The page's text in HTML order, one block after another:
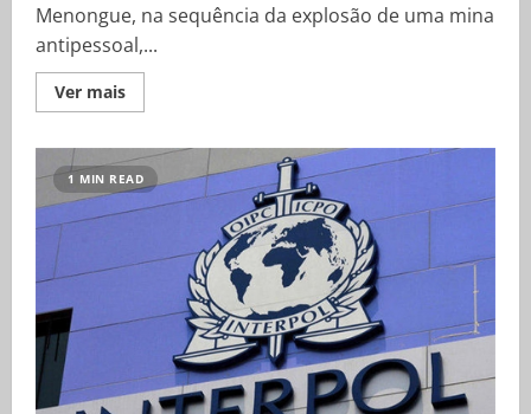
Menongue, na sequência da explosão de uma mina
antipessoal,...
Ver mais
1 MIN READ